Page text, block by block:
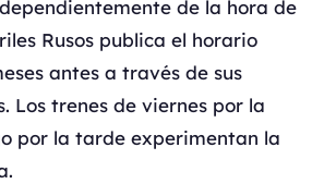
de la hora de
Rusos publica el horario
antes a través de sus
Los trenes de viernes por la
por la tarde experimentan la